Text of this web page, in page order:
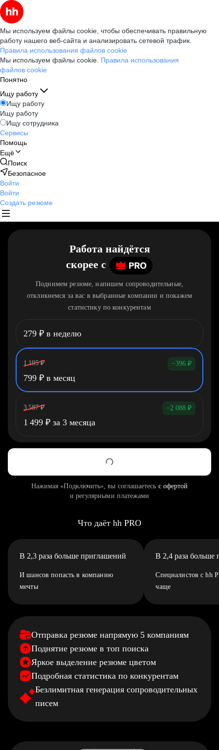
Мы используем файлы cookie, чтобы обеспечивать правильную
работу нашего веб-сайта и анализировать сетевой трафик.
Правила использования файлов cookie
Мы используем файлы cookie. Правила использования
файлов cookie
Понятно
Ищу работу
Ищу работу
Ищу работу
Ищу сотрудника
Сервисы
Помощь
Ещё
Поиск
Безопасное
Войти
Войти
Создать резюме
Работа найдётся
скорее c
Поднимем резюме, напишем сопроводительные,
откликнемся за вас в выбранные компании и покажем
статистику по конкурентам
279 ₽ в неделю
1 195 ₽ −396 ₽
799 ₽ в месяц
3 587 ₽ −2 088 ₽
1 499 ₽ за 3 месяца
Нажимая «Подключить», вы соглашаетесь с офертой
и регулярными платежами
Что даёт hh PRO
В 2,3 раза больше приглашений
И шансов попасть в компанию
мечты
В 2,4 раза больше
Специалистов с hh
чаще
Отправка резюме напрямую 5 компаниям
Поднятие резюме в топ поиска
Яркое выделение резюме цветом
Подробная статистика по конкурентам
Безлимитная генерация сопроводительных
писем